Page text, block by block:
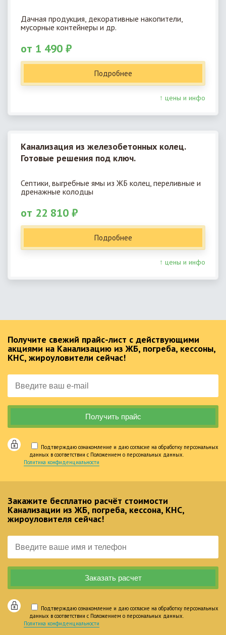
Дачная продукция, декоративные накопители,
мусорные контейнеры и др.
от 1 490 ₽
Подробнее
↑ цены и инфо
Канализация из железобетонных колец.
Готовые решения под ключ.
Септики, выгребные ямы из ЖБ колец, переливные и
дренажные колодцы
от 22 810 ₽
Подробнее
↑ цены и инфо
Получите свежий прайс-лист с действующими
акциями на Канализацию из ЖБ, погреба, кессоны,
КНС, жироуловители сейчас!
Подтверждаю ознакомление и даю согласие на обработку персональных
данных в соответствии с Положением о персональных данных.
Политика конфиденциальности
Закажите бесплатно расчёт стоимости
Канализации из ЖБ, погреба, кессона, КНС,
жироуловителя сейчас!
Подтверждаю ознакомление и даю согласие на обработку персональных
данных в соответствии с Положением о персональных данных.
Политика конфиденциальности